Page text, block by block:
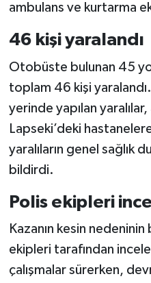
ambulans ve kurtarma
46 kişi yaralandı
Otobüste bulunan 45
toplam 46 kişi
yerinde yapılan
Lapseki’deki
yaralıların genel sağlık
bildirdi.
Polis ekipleri
Kazanın kesin
ekipleri tarafından
çalışmalar sürerken,